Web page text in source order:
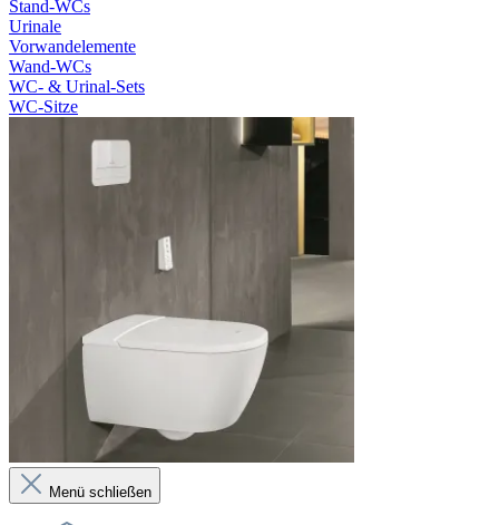
Stand-WCs
Urinale
Vorwandelemente
Wand-WCs
WC- & Urinal-Sets
WC-Sitze
Menü schließen